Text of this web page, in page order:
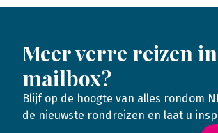
Meer verre reizen
mailbox?
Blijf op de hoogte van alles rondom
de nieuwste rondreizen en laat u